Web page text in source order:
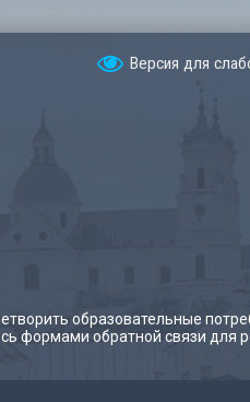
Версия для
образовательные
формами обратной связи для